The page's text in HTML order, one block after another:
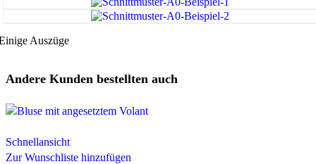
Auszüge
Andere Kunden bestellten auch
Schnellansicht
Zur Wunschliste hinzufügen